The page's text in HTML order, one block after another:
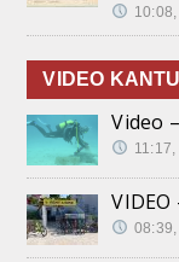
VIDEO
Video